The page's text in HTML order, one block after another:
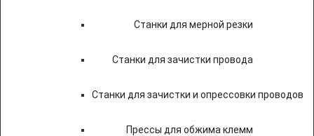
Станки для мерной резки
Станки для зачистки провода
Станки для зачистки и опрессовки проводов
Прессы для обжима клемм